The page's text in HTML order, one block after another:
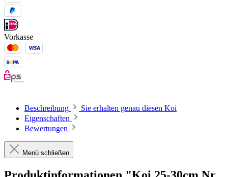
Vorkasse
Beschreibung
Sie erhalten genau diesen Koi
Eigenschaften
Bewertungen
Menü schließen